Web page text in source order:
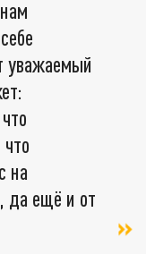
уважаемый
на
да ещё и от